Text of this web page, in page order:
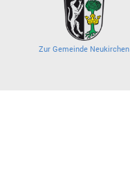
Zur Gemeinde Neukirchen